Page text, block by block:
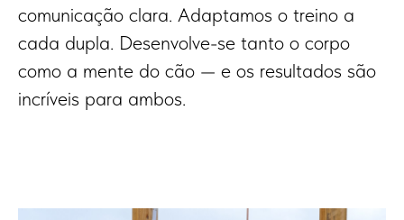
comunicação clara. Adaptamos o treino a
cada dupla. Desenvolve-se tanto o corpo
como a mente do cão — e os resultados são
incríveis para ambos.